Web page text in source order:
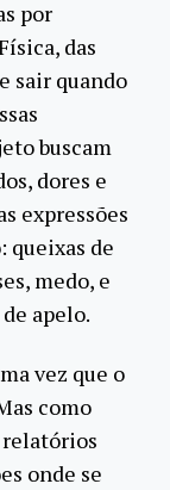
por
das
sair quando
buscam
dores e
expressões
queixas de
medo, e
apelo.
vez que o
como
onde se